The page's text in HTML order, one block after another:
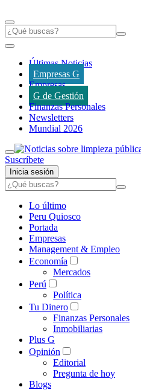
Últimas Noticias
Empresas G
Empresas
G de Gestión
Finanzas Personales
Newsletters
Mundial 2026
Suscríbete
Inicia sesión
Lo último
Peru Quiosco
Portada
Empresas
Management & Empleo
Economía
Mercados
Perú
Política
Tu Dinero
Finanzas Personales
Inmobiliarias
Plus G
Opinión
Editorial
Pregunta de hoy
Blogs